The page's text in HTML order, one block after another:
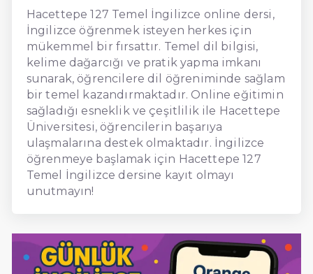
Hacettepe 127 Temel İngilizce online dersi,
İngilizce öğrenmek isteyen herkes için
mükemmel bir fırsattır. Temel dil bilgisi,
kelime dağarcığı ve pratik yapma imkanı
sunarak, öğrencilere dil öğreniminde sağlam
bir temel kazandırmaktadır. Online eğitimin
sağladığı esneklik ve çeşitlilik ile Hacettepe
Üniversitesi, öğrencilerin başarıya
ulaşmalarına destek olmaktadır. İngilizce
öğrenmeye başlamak için Hacettepe 127
Temel İngilizce dersine kayıt olmayı
unutmayın!